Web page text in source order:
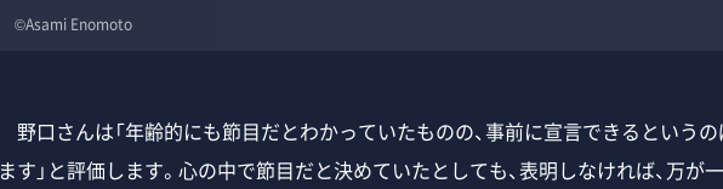
©️Asami Enomoto
野口さんは「年齢的にも節目だとわかっていたものの、事前に宣言できるという
ます」と評価します。心の中で節目だと決めていたとしても、表明しなければ、万が